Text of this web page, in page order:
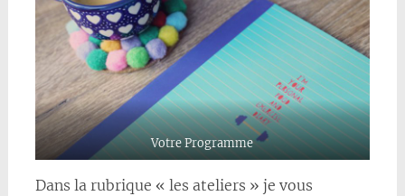
Votre Programme
Dans la rubrique « les ateliers » je vous